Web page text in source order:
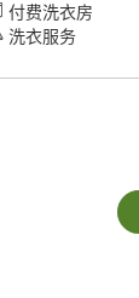
付费洗衣房
洗衣服务